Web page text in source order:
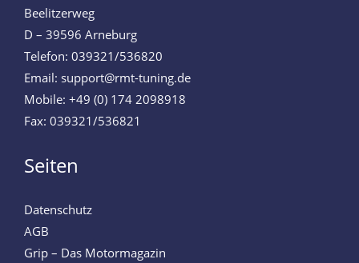
Beelitzerweg
D – 39596 Arneburg
Telefon: 039321/536820
Email: support@rmt-tuning.de
Mobile: +49 (0) 174 2098918
Fax: 039321/536821
Seiten
Datenschutz
AGB
Grip – Das Motormagazin